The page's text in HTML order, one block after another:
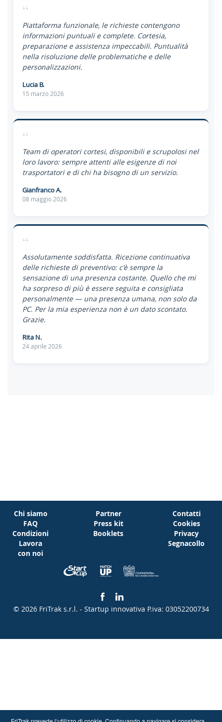
“
Piattaforma funzionale, le richieste contengono
informazioni puntuali e complete. Cortesia,
preparazione e assistenza impeccabili. Puntualità
nella risoluzione delle problematiche e delle
personalizzazioni.
Lucia B.
15 marzo 2026
“
Team di operatori cortesi, disponibili e scrupolosi nel
loro lavoro: sempre attenti alle esigenze di noi
trasportatori e di chi ha bisogno di un servizio.
Gianfranco A.
08 maggio 2026
“
Assolutamente soddisfatta. Ricezione continuativa
delle richieste di preventivo: c'è sempre la
sensazione di una presenza costante. Quello che mi
ha sorpreso di più è essere seguita e consigliata
personalmente — una presenza umana, non solo da
PC. Per la mia esperienza non è un dato scontato.
Grazie.
Rita N.
24 aprile 2026
Chi siamo
FAQ
Condizioni
Lavora
con noi
Partner
Press kit
Booklets
Contatti
Cookies
Privacy
Segnacollo
© 2026 FriTrak s.r.l. - Startup innovativa P.iva: 03052200734